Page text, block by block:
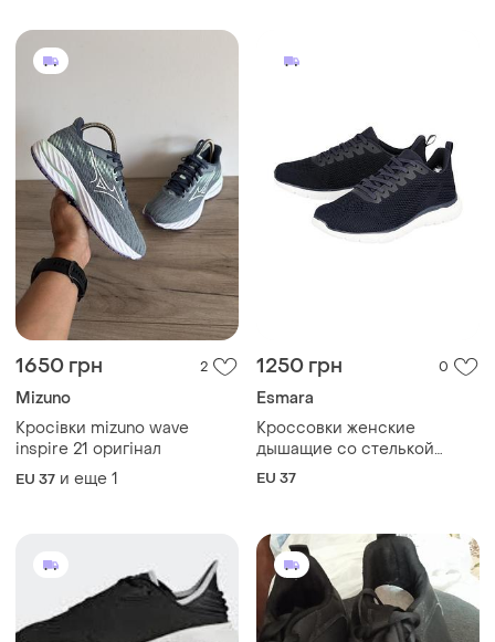
1650 грн 2
Mizuno
Кросівки mizuno wave
inspire 21 оригінал
EU 37 и еще 1
1250 грн 0
Esmara
Кроссовки женские
дышащие со стелькой
memory foam esmara 37, 24
EU 37